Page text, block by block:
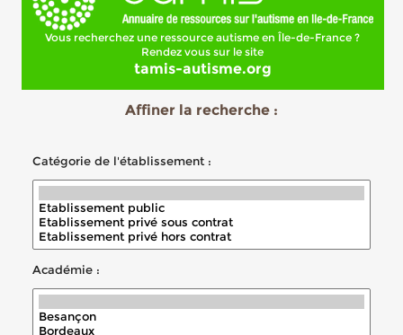
Vous recherchez une ressource autisme en Île-de-France ?
Rendez vous sur le site
tamis-autisme.org
Affiner la recherche :
Catégorie de l'établissement :
Académie :